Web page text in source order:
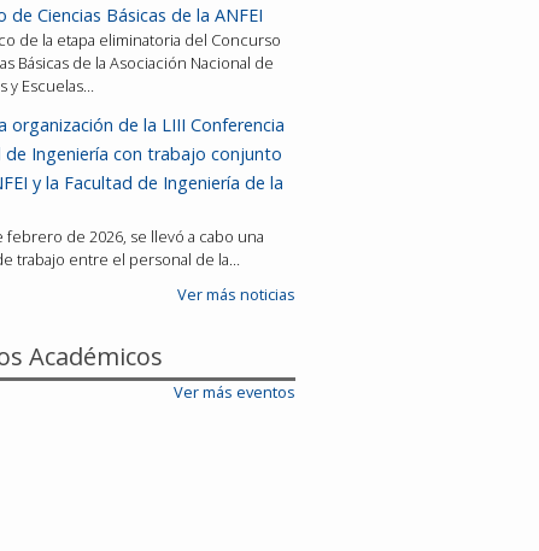
de Ciencias Básicas de la ANFEI
de la etapa eliminatoria del Concurso
Básicas de la Asociación Nacional de
y Escuelas…
organización de la LIII Conferencia
de Ingeniería con trabajo conjunto
y la Facultad de Ingeniería de la
febrero de 2026, se llevó a cabo una
trabajo entre el personal de la…
Ver más noticias
Académicos
Ver más eventos